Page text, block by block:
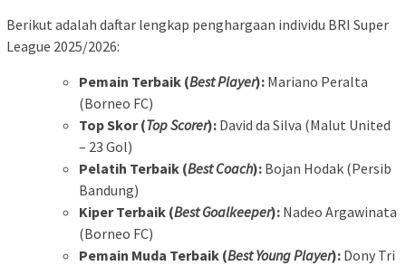
Berikut adalah daftar lengkap penghargaan individu BRI Super
League 2025/2026:
Pemain Terbaik (Best Player): Mariano Peralta
(Borneo FC)
Top Skor (Top Scorer): David da Silva (Malut United
– 23 Gol)
Pelatih Terbaik (Best Coach): Bojan Hodak (Persib
Bandung)
Kiper Terbaik (Best Goalkeeper): Nadeo Argawinata
(Borneo FC)
Pemain Muda Terbaik (Best Young Player): Dony Tri